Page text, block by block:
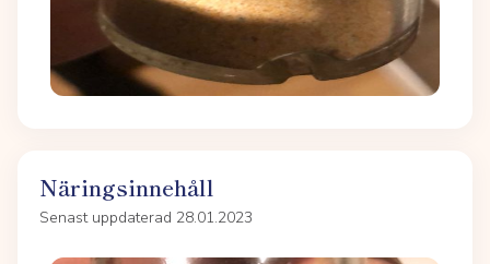
Näringsinnehåll
Senast uppdaterad 28.01.2023